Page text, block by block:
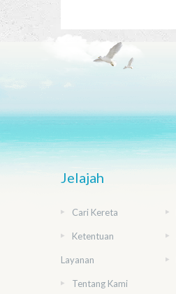
Jelajah
Cari Kereta
Ketentuan
Layanan
Tentang Kami